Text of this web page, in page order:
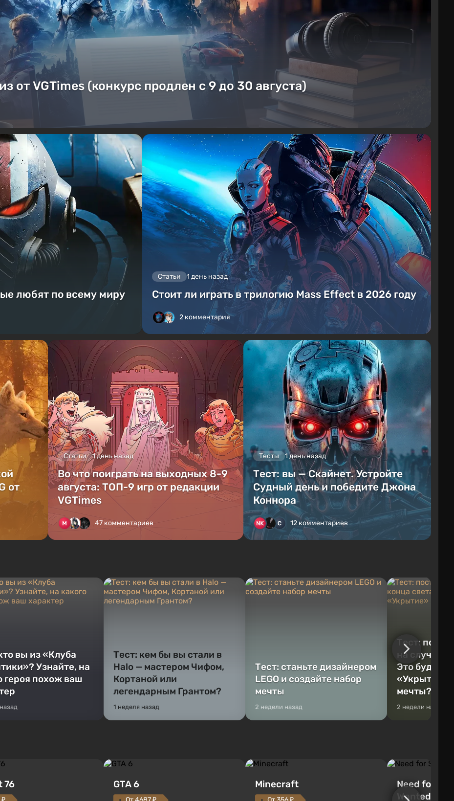
от VGTimes (конкурс продлен с 9 до 30 августа)
любят по всему миру
Статьи 1 день назад
Стоит ли играть в трилогию Mass Effect в 2026 году
2 комментария
от
Статьи 1 день назад
Во что поиграть на выходных 8-9
августа: ТОП-9 игр от редакции
VGTimes
47 комментариев
Тесты 1 день назад
Тест: вы — Скайнет. Устройте
Судный день и победите Джона
Коннора
12 комментариев
вы из «Клуба
Узнайте, на
героя похож ваш
Тест: кем бы вы стали в
Halo — мастером Чифом,
Кортаной или
легендарным Грантом?
1 неделя назад
Тест: станьте дизайнером
LEGO и создайте набор
мечты
2 недели назад
Тест:
на случай
Это будет
«Укрытие»
мечты?
2 недели назад
76 GTA 6 Minecraft
Need for
Wanted